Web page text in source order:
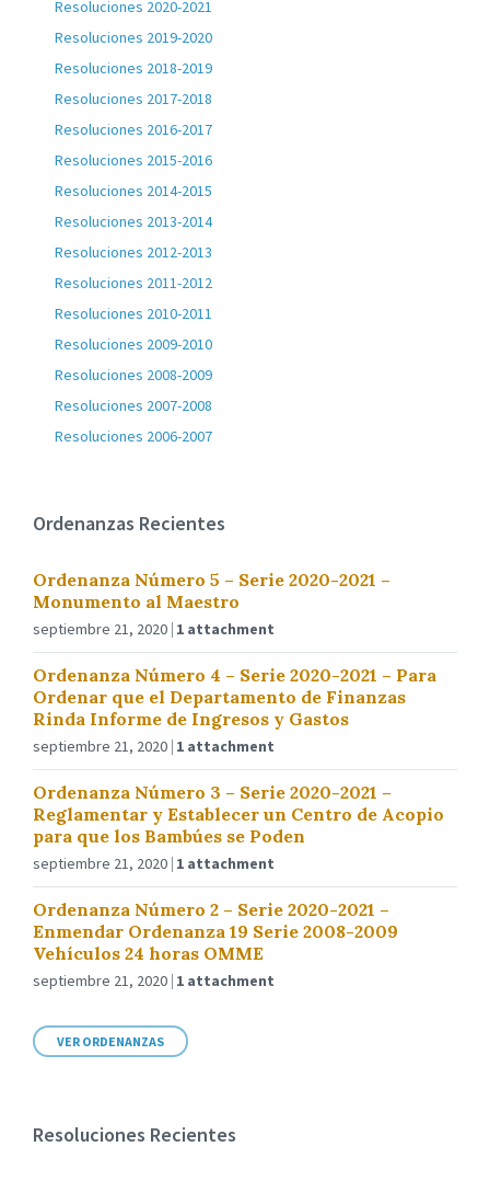
Resoluciones 2020-2021
Resoluciones 2019-2020
Resoluciones 2018-2019
Resoluciones 2017-2018
Resoluciones 2016-2017
Resoluciones 2015-2016
Resoluciones 2014-2015
Resoluciones 2013-2014
Resoluciones 2012-2013
Resoluciones 2011-2012
Resoluciones 2010-2011
Resoluciones 2009-2010
Resoluciones 2008-2009
Resoluciones 2007-2008
Resoluciones 2006-2007
Ordenanzas Recientes
Ordenanza Número 5 – Serie 2020-2021 –
Monumento al Maestro
septiembre 21, 2020 1 attachment
Ordenanza Número 4 – Serie 2020-2021 – Para
Ordenar que el Departamento de Finanzas
Rinda Informe de Ingresos y Gastos
septiembre 21, 2020 1 attachment
Ordenanza Número 3 – Serie 2020-2021 –
Reglamentar y Establecer un Centro de Acopio
para que los Bambúes se Poden
septiembre 21, 2020 1 attachment
Ordenanza Número 2 – Serie 2020-2021 –
Enmendar Ordenanza 19 Serie 2008-2009
Vehículos 24 horas OMME
septiembre 21, 2020 1 attachment
VER ORDENANZAS
Resoluciones Recientes